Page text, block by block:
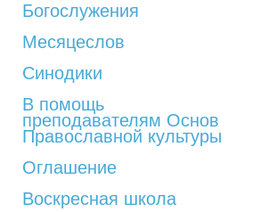
Богослужения
Месяцеслов
Синодики
В помощь
преподавателям Основ
Православной культуры
Оглашение
Воскресная школа